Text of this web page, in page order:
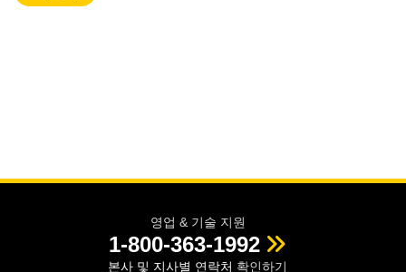
영업 & 기술 지원
1-800-363-1992
본사 및 지사별 연락처 확인하기